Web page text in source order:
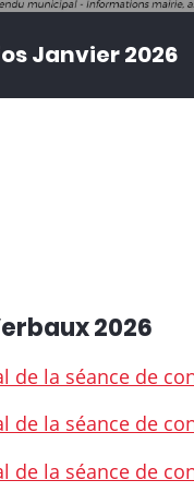
Janvier 2026
2026
de la séance de
de la séance de
de la séance de